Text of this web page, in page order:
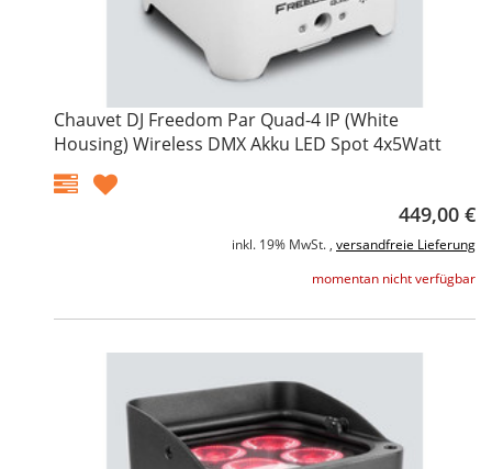
Chauvet DJ Freedom Par Quad-4 IP (White
Housing) Wireless DMX Akku LED Spot 4x5Watt
449,00 €
inkl. 19% MwSt. , versandfreie Lieferung
momentan nicht verfügbar